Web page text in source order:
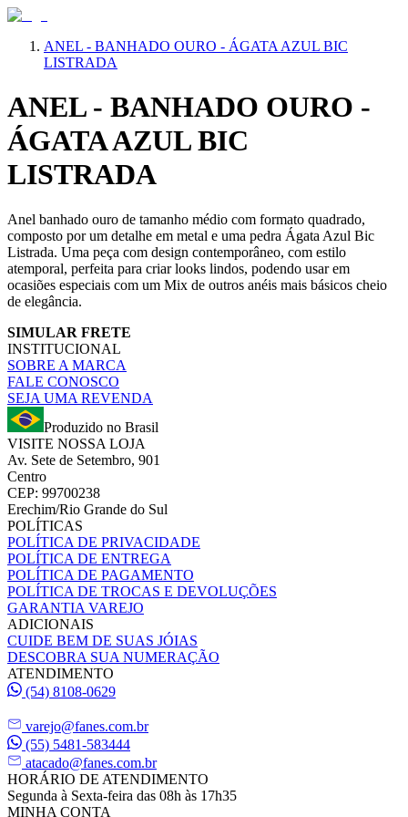
ANEL - BANHADO OURO - ÁGATA AZUL BIC
LISTRADA
ANEL - BANHADO OURO -
ÁGATA AZUL BIC
LISTRADA
Anel banhado ouro de tamanho médio com formato quadrado,
composto por um detalhe em metal e uma pedra Ágata Azul Bic
Listrada. Uma peça com design contemporâneo, com estilo
atemporal, perfeita para criar looks lindos, podendo usar em
ocasiões especiais com um Mix de outros anéis mais básicos cheio
de elegância.
SIMULAR FRETE
INSTITUCIONAL
SOBRE A MARCA
FALE CONOSCO
SEJA UMA REVENDA
Produzido no Brasil
VISITE NOSSA LOJA
Av. Sete de Setembro, 901
Centro
CEP: 99700238
Erechim/Rio Grande do Sul
POLÍTICAS
POLÍTICA DE PRIVACIDADE
POLÍTICA DE ENTREGA
POLÍTICA DE PAGAMENTO
POLÍTICA DE TROCAS E DEVOLUÇÕES
GARANTIA VAREJO
ADICIONAIS
CUIDE BEM DE SUAS JÓIAS
DESCOBRA SUA NUMERAÇÃO
ATENDIMENTO
(54) 8108-0629
varejo@fanes.com.br
(55) 5481-583444
atacado@fanes.com.br
HORÁRIO DE ATENDIMENTO
Segunda à Sexta-feira das 08h às 17h35
MINHA CONTA